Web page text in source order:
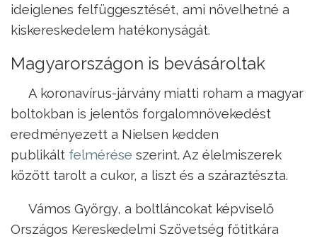
ideiglenes felfüggesztését, ami növelhetné a
kiskereskedelem hatékonyságát.
Magyarországon is bevásároltak
A koronavírus-járvány miatti roham a magyar
boltokban is jelentős forgalomnövekedést
eredményezett a Nielsen kedden
publikált felmérése szerint. Az élelmiszerek
között tarolt a cukor, a liszt és a száraztészta.
Vámos György, a boltláncokat képviselő
Országos Kereskedelmi Szövetség főtitkára